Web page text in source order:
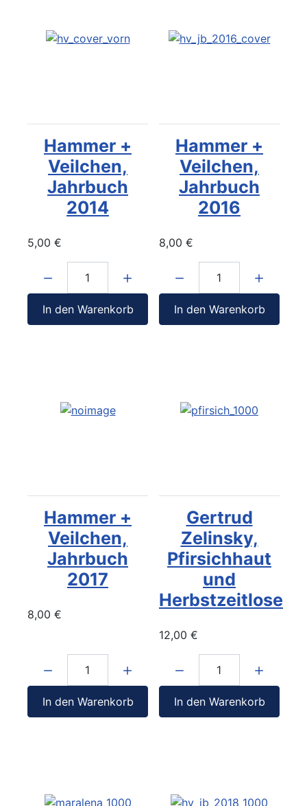
Hammer +
Veilchen,
Jahrbuch
2014
5,00 €
In den Warenkorb
Hammer +
Veilchen,
Jahrbuch
2016
8,00 €
In den Warenkorb
Hammer +
Veilchen,
Jahrbuch
2017
8,00 €
In den Warenkorb
Gertrud
Zelinsky,
Pfirsichhaut
und
Herbstzeitlose
12,00 €
In den Warenkorb